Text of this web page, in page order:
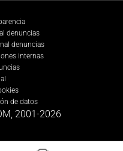
denuncias
denuncias
internas
de datos
2001-2026